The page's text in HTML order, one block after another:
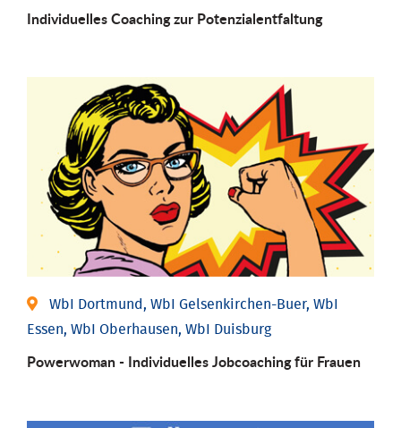
Individuelles Coaching zur Potenzialentfaltung
WbI Dortmund, WbI Gelsenkirchen-Buer, WbI
Essen, WbI Oberhausen, WbI Duisburg
Powerwoman - Individu­elles Job­coaching für Frauen